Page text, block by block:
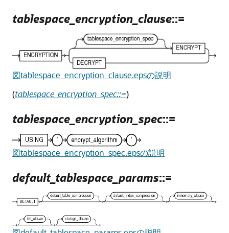
tablespace_encryption_clause::=
図tablespace_encryption_clause.epsの説明
(tablespace_encryption_spec::=)
tablespace_encryption_spec::=
図tablespace_encryption_spec.epsの説明
default_tablespace_params::=